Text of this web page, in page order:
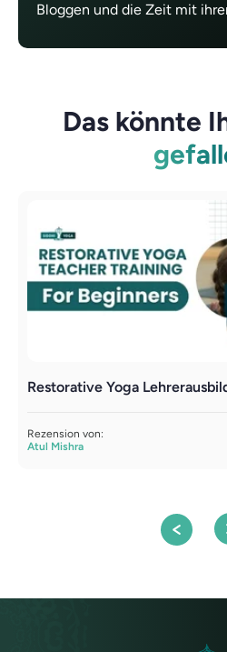
Bloggen und die Zeit mit
Das könnte
Restorative Yoga
Rezension von:
Atul Mishra